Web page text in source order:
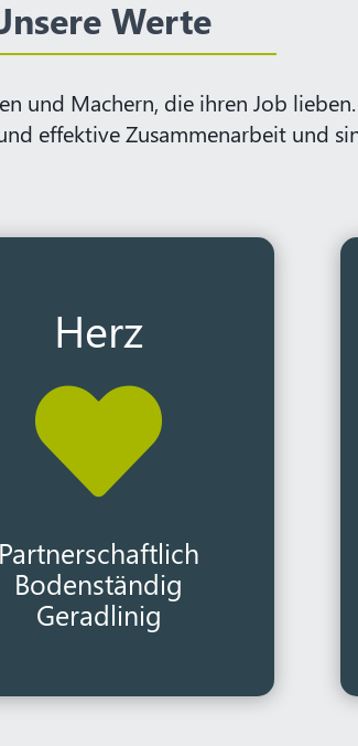
Werte
und Machern, die ihren Job
effektive Zusammenarbeit und
Herz

Partnerschaftlich
Bodenständig
Geradlinig